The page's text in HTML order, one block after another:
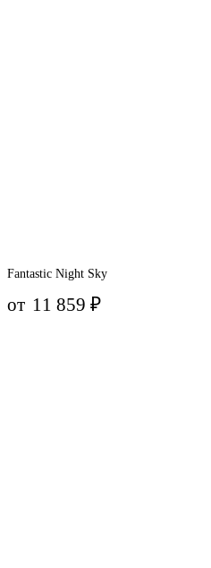
Fantastic Night Sky
от 11 859₽